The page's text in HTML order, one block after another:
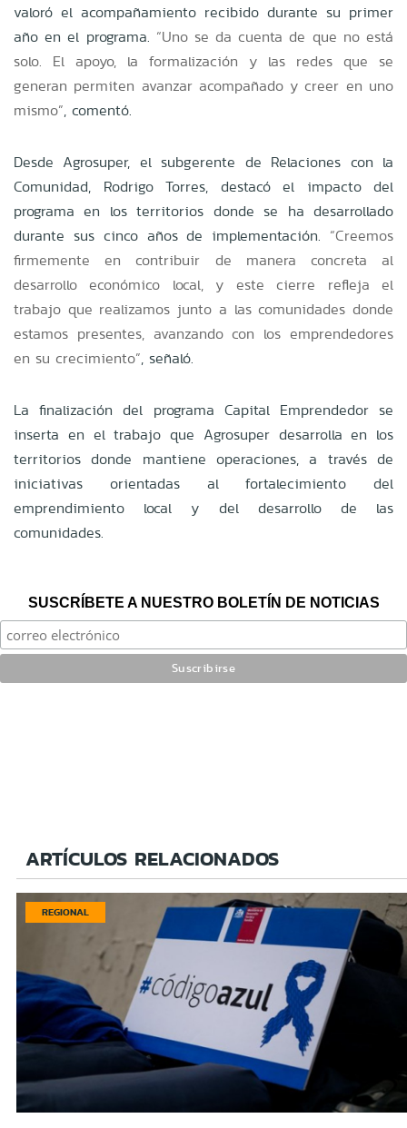
valoró el acompañamiento recibido durante su primer
año en el programa. “Uno se da cuenta de que no está
solo. El apoyo, la formalización y las redes que se
generan permiten avanzar acompañado y creer en uno
mismo”, comentó.
Desde Agrosuper, el subgerente de Relaciones con la
Comunidad, Rodrigo Torres, destacó el impacto del
programa en los territorios donde se ha desarrollado
durante sus cinco años de implementación. “Creemos
firmemente en contribuir de manera concreta al
desarrollo económico local, y este cierre refleja el
trabajo que realizamos junto a las comunidades donde
estamos presentes, avanzando con los emprendedores
en su crecimiento”, señaló.
La finalización del programa Capital Emprendedor se
inserta en el trabajo que Agrosuper desarrolla en los
territorios donde mantiene operaciones, a través de
iniciativas orientadas al fortalecimiento del
emprendimiento local y del desarrollo de las
comunidades.
SUSCRÍBETE A NUESTRO BOLETÍN DE NOTICIAS
ARTÍCULOS RELACIONADOS
REGIONAL